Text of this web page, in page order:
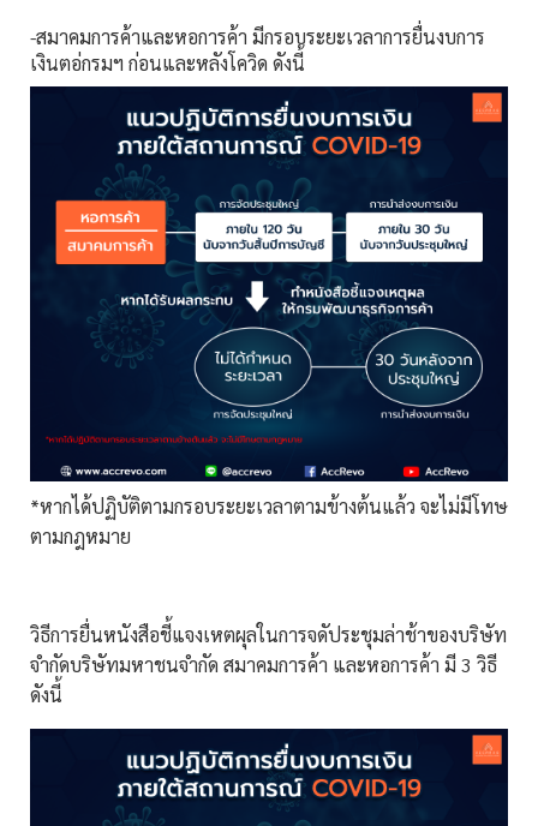
-สมาคมการค้าและหอการค้า มีกรอบระยะเวลาการยื่นงบการ
เงินตอ่กรมฯ ก่อนและหลังโควิด ดังนี้
*หากได้ปฏิบัติตามกรอบระยะเวลาตามข้างต้นแล้ว จะไม่มีโทษ
ตามกฎหมาย
วิธีการยื่นหนังสือชี้แจงเหตผุลในการจดัประชุมล่าช้าของบริษัท
จำกัดบริษัทมหาชนจำกัด สมาคมการค้า และหอการค้า มี 3 วิธี
ดังนี้